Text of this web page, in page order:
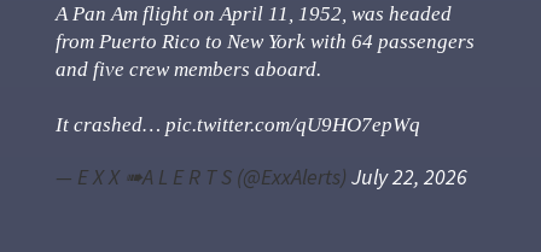
A Pan Am flight on April 11, 1952, was headed
from Puerto Rico to New York with 64 passengers
and five crew members aboard.
It crashed… pic.twitter.com/qU9HO7epWq
— E X X ➠A L E R T S (@ExxAlerts) July 22, 2026